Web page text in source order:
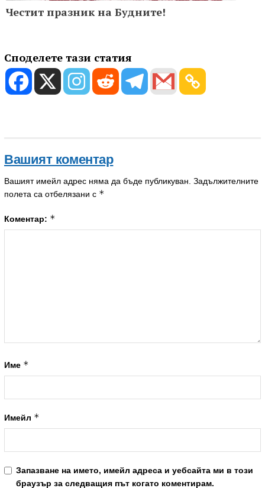
Честит празник на Будните!
Споделете тази статия
Вашият коментар
Вашият имейл адрес няма да бъде публикуван. Задължителните
полета са отбелязани с *
Коментар: *
Име *
Имейл *
Запазване на името, имейл адреса и уебсайта ми в този
браузър за следващия път когато коментирам.